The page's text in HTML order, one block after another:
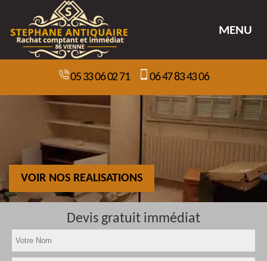
MENU
05 33 06 02 71 06 47 83 43 06
VOIR NOS REALISATIONS
Devis gratuit immédiat